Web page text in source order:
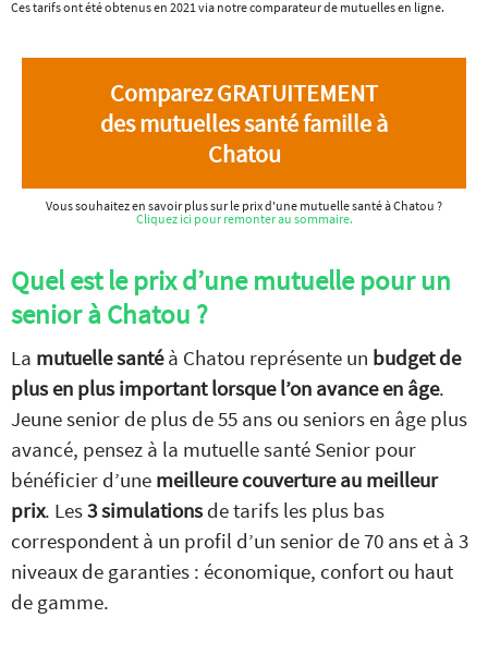
Ces tarifs ont été obtenus en 2021 via notre comparateur de mutuelles en ligne.
Comparez GRATUITEMENT
des mutuelles santé famille à
Chatou
Vous souhaitez en savoir plus sur le prix d'une mutuelle santé à Chatou ?
Cliquez ici pour remonter au sommaire.
Quel est le prix d’une mutuelle pour un
senior à Chatou ?
La mutuelle santéà Chatou représente un budget de
plus en plus important lorsque l’on avance en âge.
Jeune senior de plus de 55 ans ou seniors en âge plus
avancé, pensez à la mutuelle santé Senior pour
bénéficier d’une meilleure couverture au meilleur
prix. Les3 simulations de tarifs les plus bas
correspondent à un profil d’un senior de 70 ans et à 3
niveaux de garanties : économique, confort ou haut
de gamme.